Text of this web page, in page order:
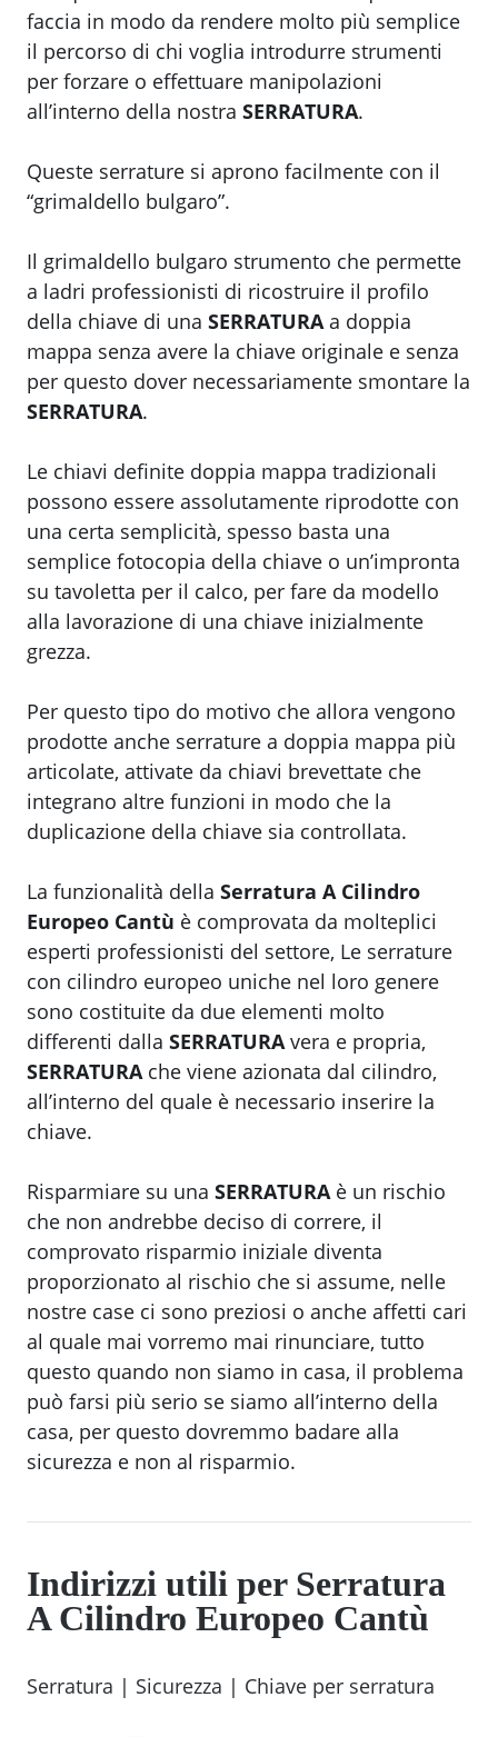
faccia in modo da rendere molto più semplice
il percorso di chi voglia introdurre strumenti
per forzare o effettuare manipolazioni
all’interno della nostra SERRATURA.
Queste serrature si aprono facilmente con il
“grimaldello bulgaro”.
Il grimaldello bulgaro strumento che permette
a ladri professionisti di ricostruire il profilo
della chiave di una SERRATURAa doppia
mappa senza avere la chiave originale e senza
per questo dover necessariamente smontare la
SERRATURA.
Le chiavi definite doppia mappa tradizionali
possono essere assolutamente riprodotte con
una certa semplicità, spesso basta una
semplice fotocopia della chiave o un’impronta
su tavoletta per il calco, per fare da modello
alla lavorazione di una chiave inizialmente
grezza.
Per questo tipo do motivo che allora vengono
prodotte anche serrature a doppia mappa più
articolate, attivate da chiavi brevettate che
integrano altre funzioni in modo che la
duplicazione della chiave sia controllata.
La funzionalità della Serratura A Cilindro
Europeo Cantù è comprovata da molteplici
esperti professionisti del settore, Le serrature
con cilindro europeo uniche nel loro genere
sono costituite da due elementi molto
differenti dalla SERRATURAvera e propria,
SERRATURAche viene azionata dal cilindro,
all’interno del quale è necessario inserire la
chiave.
Risparmiare su una SERRATURAè un rischio
che non andrebbe deciso di correre, il
comprovato risparmio iniziale diventa
proporzionato al rischio che si assume, nelle
nostre case ci sono preziosi o anche affetti cari
al quale mai vorremo mai rinunciare, tutto
questo quando non siamo in casa, il problema
può farsi più serio se siamo all’interno della
casa, per questo dovremmo badare alla
sicurezza e non al risparmio.
Indirizzi utili per Serratura
A Cilindro Europeo Cantù
Serratura | Sicurezza | Chiave per serratura